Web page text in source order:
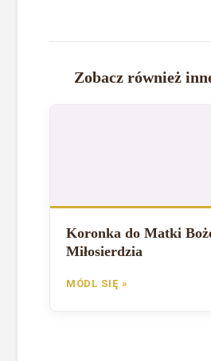
Zobacz również
Koronka do Matki
Miłosierdzia
MÓDL SIĘ »